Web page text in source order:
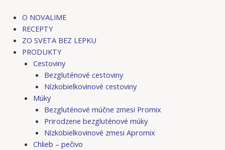
obsah
O NOVALIME
RECEPTY
ZO SVETA BEZ LEPKU
PRODUKTY
Cestoviny
Bezgluténové cestoviny
Nízkobielkovinové cestoviny
Múky
Bezgluténové múčne zmesi Promix
Prirodzene bezgluténové múky
Nízkobielkovinové zmesi Apromix
Chlieb – pečivo